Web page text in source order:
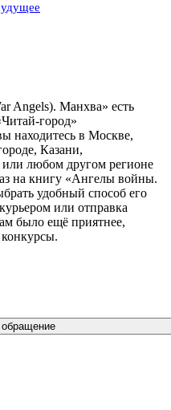
Angels). Манхва» есть
город»
находитесь в Москве,
Казани,
или любом другом регионе
на книгу «Ангелы войны.
удобный способ его
или отправка
было ещё приятнее,
обращение